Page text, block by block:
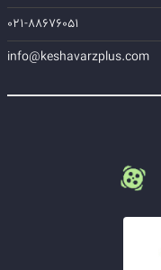
۰۲۱-۸۸۶۷۶۰۵۱
info@keshavarzplus.com